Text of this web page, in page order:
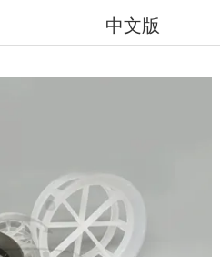
中文版